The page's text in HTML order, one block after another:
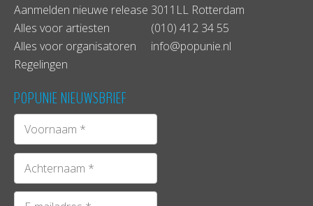
Aanmelden nieuwe release
Alles voor artiesten
Alles voor organisatoren
Regelingen
3011LL Rotterdam
(010) 412 34 55
info@popunie.nl
POPUNIE NIEUWSBRIEF